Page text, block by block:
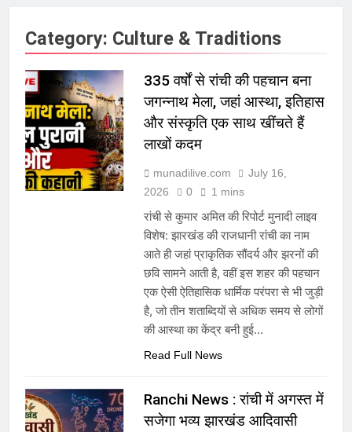
Category: Culture & Traditions
335 वर्षों से रांची की पहचान बना
जगन्नाथ मेला, जहां आस्था, इतिहास
और संस्कृति एक साथ खींचते हैं
लाखों कदम
munadilive.com
July 16,
2026
0 1 mins
रांची से कुमार अमित की रिपोर्ट मुनादी लाइव
विशेष: झारखंड की राजधानी रांची का नाम
आते ही जहां प्राकृतिक सौंदर्य और झरनों की
छवि सामने आती है, वहीं इस शहर की पहचान
एक ऐसी ऐतिहासिक धार्मिक परंपरा से भी जुड़ी
है, जो तीन शताब्दियों से अधिक समय से लोगों
की आस्था का केंद्र बनी हुई…
Read Full News
Ranchi News : रांची में अगस्त में
सजेगा भव्य झारखंड आदिवासी